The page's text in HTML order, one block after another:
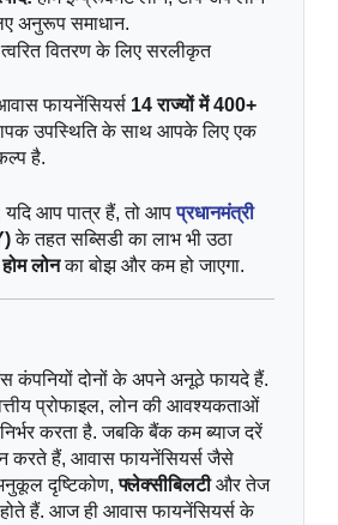
अनुरूप समाधान.
त्वरित वितरण के लिए सरलीकृत
फायनेंसियर्स 14 राज्यों में 400+
उपस्थिति के साथ आपके लिए एक
है.
यदि आप पात्र हैं, तो आप प्रधानमंत्री
के तहत सब्सिडी का लाभ भी उठा
होम लोन का बोझ और कम हो जाएगा.
कंपनियों दोनों के अपने अनूठे फायदे हैं.
प्रोफाइल, लोन की आवश्यकताओं
करता है. जबकि बैंक कम ब्याज दरें
करते हैं, आवास फायनेंसियर्स जैसे
दृष्टिकोण, फ्लेक्सीबिलटी और तेज
हैं. आज ही आवास फायनेंसियर्स के